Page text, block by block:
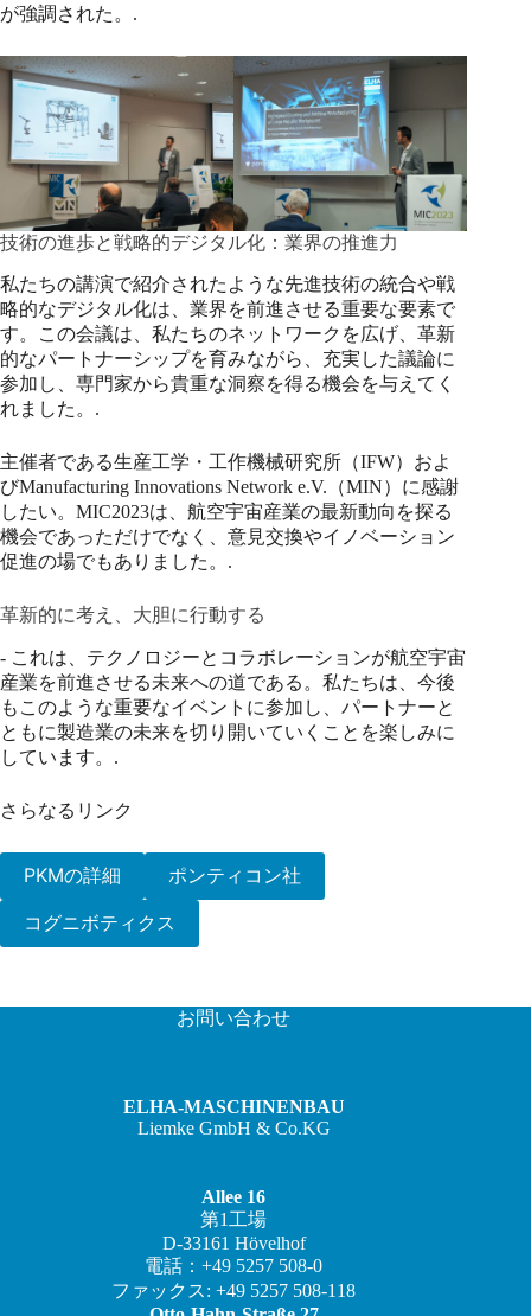
が強調された。.
技術の進歩と戦略的デジタル化：業界の推進力
私たちの講演で紹介されたような先進技術の統合や戦
略的なデジタル化は、業界を前進させる重要な要素で
す。この会議は、私たちのネットワークを広げ、革新
的なパートナーシップを育みながら、充実した議論に
参加し、専門家から貴重な洞察を得る機会を与えてく
れました。.
主催者である生産工学・工作機械研究所（IFW）およ
びManufacturing Innovations Network e.V.（MIN）に感謝
したい。MIC2023は、航空宇宙産業の最新動向を探る
機会であっただけでなく、意見交換やイノベーション
促進の場でもありました。.
革新的に考え、大胆に行動する
- これは、テクノロジーとコラボレーションが航空宇宙
産業を前進させる未来への道である。私たちは、今後
もこのような重要なイベントに参加し、パートナーと
ともに製造業の未来を切り開いていくことを楽しみに
しています。.
さらなるリンク
PKMの詳細
ポンティコン社
コグニボティクス
お問い合わせ
ELHA-MASCHINENBAU
Liemke GmbH & Co.KG
Allee 16
第1工場
D-33161 Hövelhof
電話：+49 5257 508-0
ファックス: +49 5257 508-118